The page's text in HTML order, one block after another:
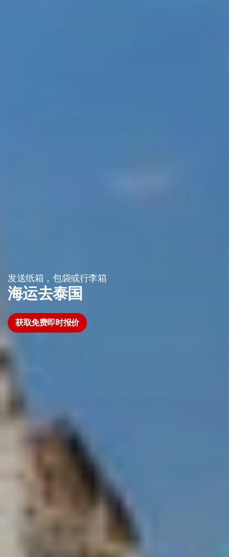
发送纸箱，包袋或行李箱
海运去泰国
获取免费即时报价